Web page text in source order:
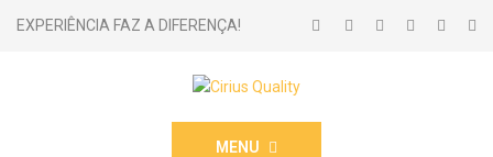
EXPERIÊNCIA FAZ A DIFERENÇA!
MENU